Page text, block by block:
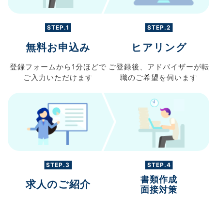
STEP.1
無料お申込み
登録フォームから 1分ほどで
ご入力 いただけます
STEP.2
ヒアリング
ご登録後、 アドバイザーが転
職のご希望を伺います
STEP.3
求人のご紹介
STEP.4
書類作成
面接対策